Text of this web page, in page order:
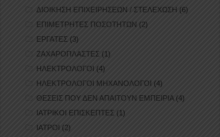
ΔΙΟΙΚΗΣΗ ΕΠΙΧΕΙΡΗΣΕΩΝ / ΣΤΕΛΕΧΩΣΗ (6)
ΕΠΙΜΕΤΡΗΤΕΣ ΠΟΣΟΤΗΤΩΝ (2)
ΕΡΓΑΤΕΣ (3)
ΖΑΧΑΡΟΠΛΑΣΤΕΣ (1)
ΗΛΕΚΤΡΟΛΟΓΟΙ (4)
ΗΛΕΚΤΡΟΛΟΓΟΙ ΜΗΧΑΝΟΛΟΓΟΙ (4)
ΘΕΣΕΙΣ ΠΟΥ ΔΕΝ ΑΠΑΙΤΟΥΝ ΕΜΠΕΙΡΙΑ(4)
ΙΑΤΡΙΚΟΙ ΕΠΙΣΚΕΠΤΕΣ (1)
ΙΑΤΡΟΙ (2)